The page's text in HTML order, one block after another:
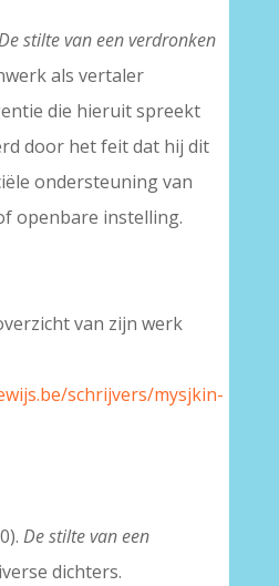
stilte van een verdronken
als vertaler
die hieruit spreekt
door het feit dat hij dit
ondersteuning van
openbare instelling.
van zijn werk
schrijvers/mysjkin-
De stilte van een
dichters.